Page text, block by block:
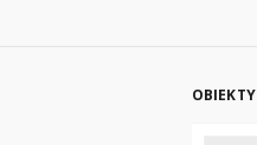
OBIEKTY